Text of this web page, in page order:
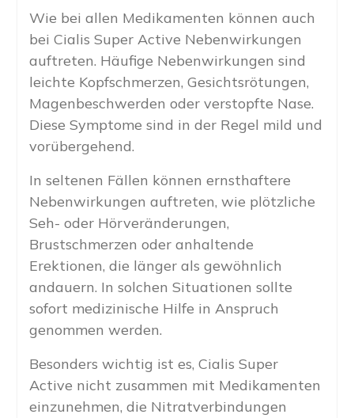
Wie bei allen Medikamenten können auch
bei Cialis Super Active Nebenwirkungen
auftreten. Häufige Nebenwirkungen sind
leichte Kopfschmerzen, Gesichtsrötungen,
Magenbeschwerden oder verstopfte Nase.
Diese Symptome sind in der Regel mild und
vorübergehend.
In seltenen Fällen können ernsthaftere
Nebenwirkungen auftreten, wie plötzliche
Seh- oder Hörveränderungen,
Brustschmerzen oder anhaltende
Erektionen, die länger als gewöhnlich
andauern. In solchen Situationen sollte
sofort medizinische Hilfe in Anspruch
genommen werden.
Besonders wichtig ist es, Cialis Super
Active nicht zusammen mit Medikamenten
einzunehmen, die Nitratverbindungen